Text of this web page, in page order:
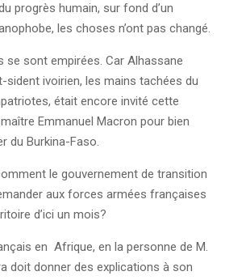
progrès humain, sur fond d’un
les choses n’ont pas changé.
se sont empirées. Car Alhassane
sident ivoirien, les mains tachées du
était encore invité cette
Emmanuel Macron pour bien
du Burkina-Faso.
le gouvernement de transition
aux forces armées françaises
d’ici un mois?
en Afrique, en la personne de M.
doit donner des explications à son